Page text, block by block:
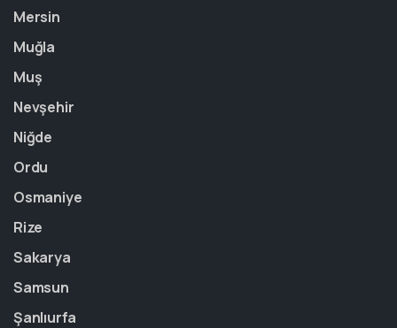
Mersin
Muğla
Muş
Nevşehir
Niğde
Ordu
Osmaniye
Rize
Sakarya
Samsun
Şanlıurfa